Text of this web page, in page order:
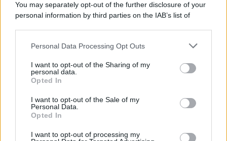
You may separately opt-out of the further disclosure of your
personal information by third parties on the IAB’s list of
This information may also be disclosed by us to third parties
disclose it to other third parties.
Please note that this website/app uses one or more Google
services and may gather and store information including but
not limited to your visit or usage behaviour. You may click to
grant or deny consent to Google and its third-party tags to
consent section.
Personal Data Processing Opt Outs
I want to opt-out of the Sharing of my
personal data.
Opted In
I want to opt-out of the Sale of my
Personal Data.
Opted In
I want to opt-out of processing my
Se all'Europa rimanessero tre neuroni correrebbe a far pace
con la Russia
Il rubinetto di Rabat
Da Kiev a Roma, istruzioni per fabbricare un nemico interno